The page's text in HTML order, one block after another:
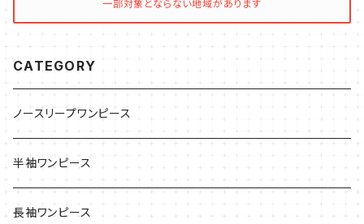
一部対象とならない地域があります
CATEGORY
ノースリープワンピース
半袖ワンピース
長袖ワンピース